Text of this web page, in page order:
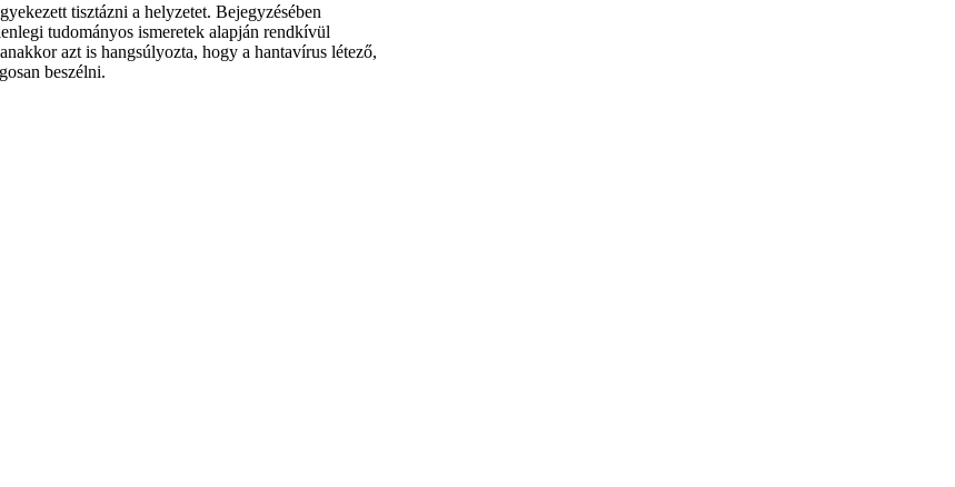
tisztázni a helyzetet. Bejegyzésében
tudományos ismeretek alapján rendkívül
azt is hangsúlyozta, hogy a hantavírus létező,
beszélni.